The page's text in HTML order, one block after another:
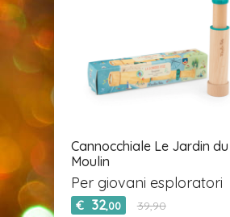
Cannocchiale Le Jardin du
Moulin
Per giovani esploratori
€ 32,00 39,90